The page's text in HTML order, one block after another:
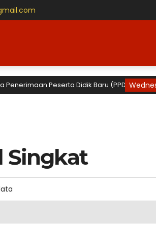
Penerimaan Peserta Didik Baru (PPDB)
Singkat